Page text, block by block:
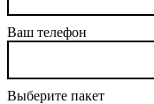
Ваш телефон
Выберите пакет